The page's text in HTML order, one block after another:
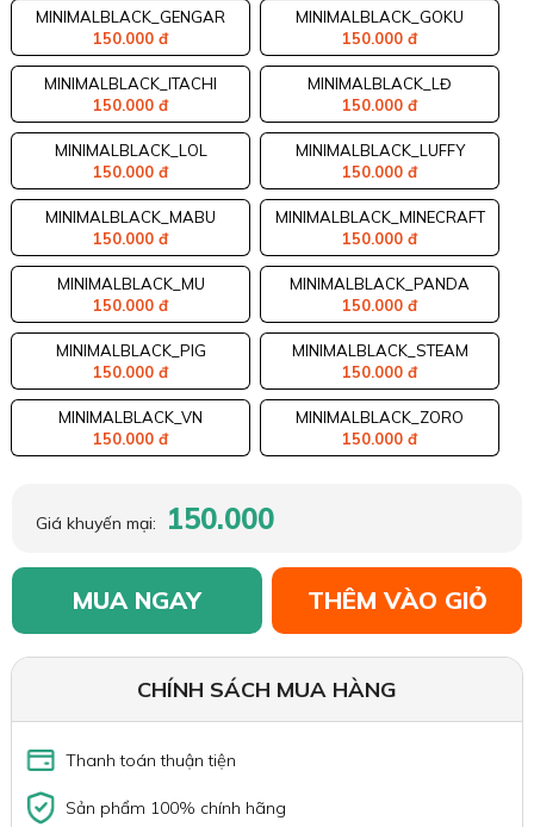
MINIMALBLACK_GENGAR
150.000 đ
MINIMALBLACK_GOKU
150.000 đ
MINIMALBLACK_ITACHI
150.000 đ
MINIMALBLACK_LĐ
150.000 đ
MINIMALBLACK_LOL
150.000 đ
MINIMALBLACK_LUFFY
150.000 đ
MINIMALBLACK_MABU
150.000 đ
MINIMALBLACK_MINECRAFT
150.000 đ
MINIMALBLACK_MU
150.000 đ
MINIMALBLACK_PANDA
150.000 đ
MINIMALBLACK_PIG
150.000 đ
MINIMALBLACK_STEAM
150.000 đ
MINIMALBLACK_VN
150.000 đ
MINIMALBLACK_ZORO
150.000 đ
Giá khuyến mại: 150.000
MUA NGAY THÊM VÀO GIỎ
CHÍNH SÁCH MUA HÀNG
Thanh toán thuận tiện
Sản phẩm 100% chính hãng